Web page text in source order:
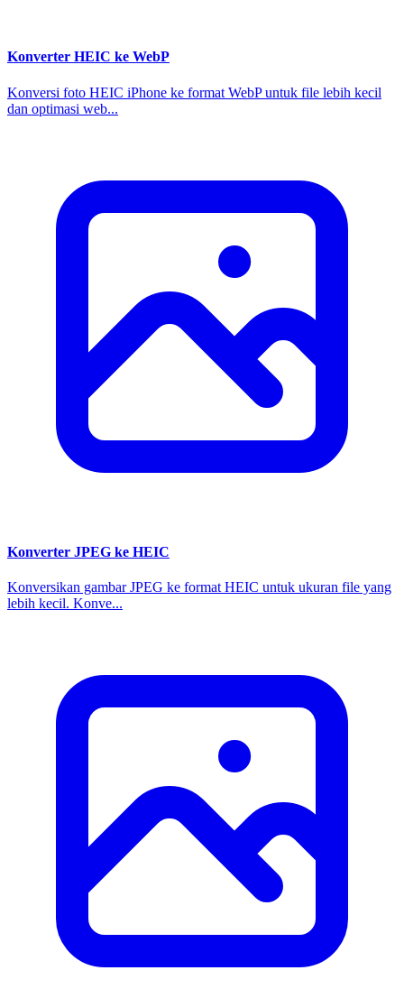
Konverter HEIC ke WebP
Konversi foto HEIC iPhone ke format WebP untuk file lebih kecil
dan optimasi web...
Konverter JPEG ke HEIC
Konversikan gambar JPEG ke format HEIC untuk ukuran file yang
lebih kecil. Konve...